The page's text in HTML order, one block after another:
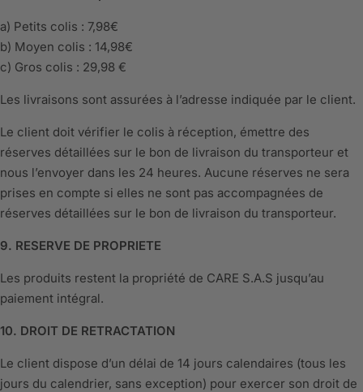
a) Petits colis : 7,98€
b) Moyen colis : 14,98€
c) Gros colis : 29,98 €
Les livraisons sont assurées à l’adresse indiquée par le client.
Le client doit vérifier le colis à réception, émettre des
réserves détaillées sur le bon de livraison du transporteur et
nous l’envoyer dans les 24 heures. Aucune réserves ne sera
prises en compte si elles ne sont pas accompagnées de
réserves détaillées sur le bon de livraison du transporteur.
9. RESERVE DE PROPRIETE
Les produits restent la propriété de CARE S.A.S jusqu’au
paiement intégral.
10. DROIT DE RETRACTATION
Le client dispose d’un délai de 14 jours calendaires (tous les
jours du calendrier, sans exception) pour exercer son droit de